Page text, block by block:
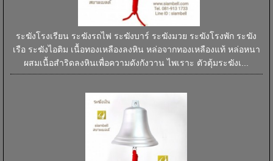
ระฆังโรงเรียน ระฆังรถไฟ ระฆังบาร์ ระฆังมวย ระฆังโรงพัก ระฆัง
เรือ ระฆังไอติม เนื้อทองเหลืองลงหิน หล่อจากทองเหลืองแท้ หล่อหนา
ผสมเนื้อสำริดลงหินเพื่อความดังกังวาน ไพเราะ ตัวตุ้มระฆังเ...